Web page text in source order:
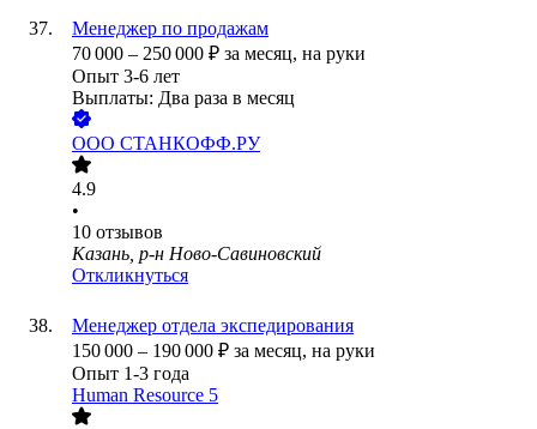
Менеджер по продажам
70 000 – 250 000 ₽ за месяц, на руки
Опыт 3-6 лет
Выплаты: Два раза в месяц
ООО СТАНКОФФ.РУ
4.9
•
10 отзывов
Казань, р-н Ново-Савиновский
Откликнуться
Менеджер отдела экспедирования
150 000 – 190 000 ₽ за месяц, на руки
Опыт 1-3 года
Human Resource 5